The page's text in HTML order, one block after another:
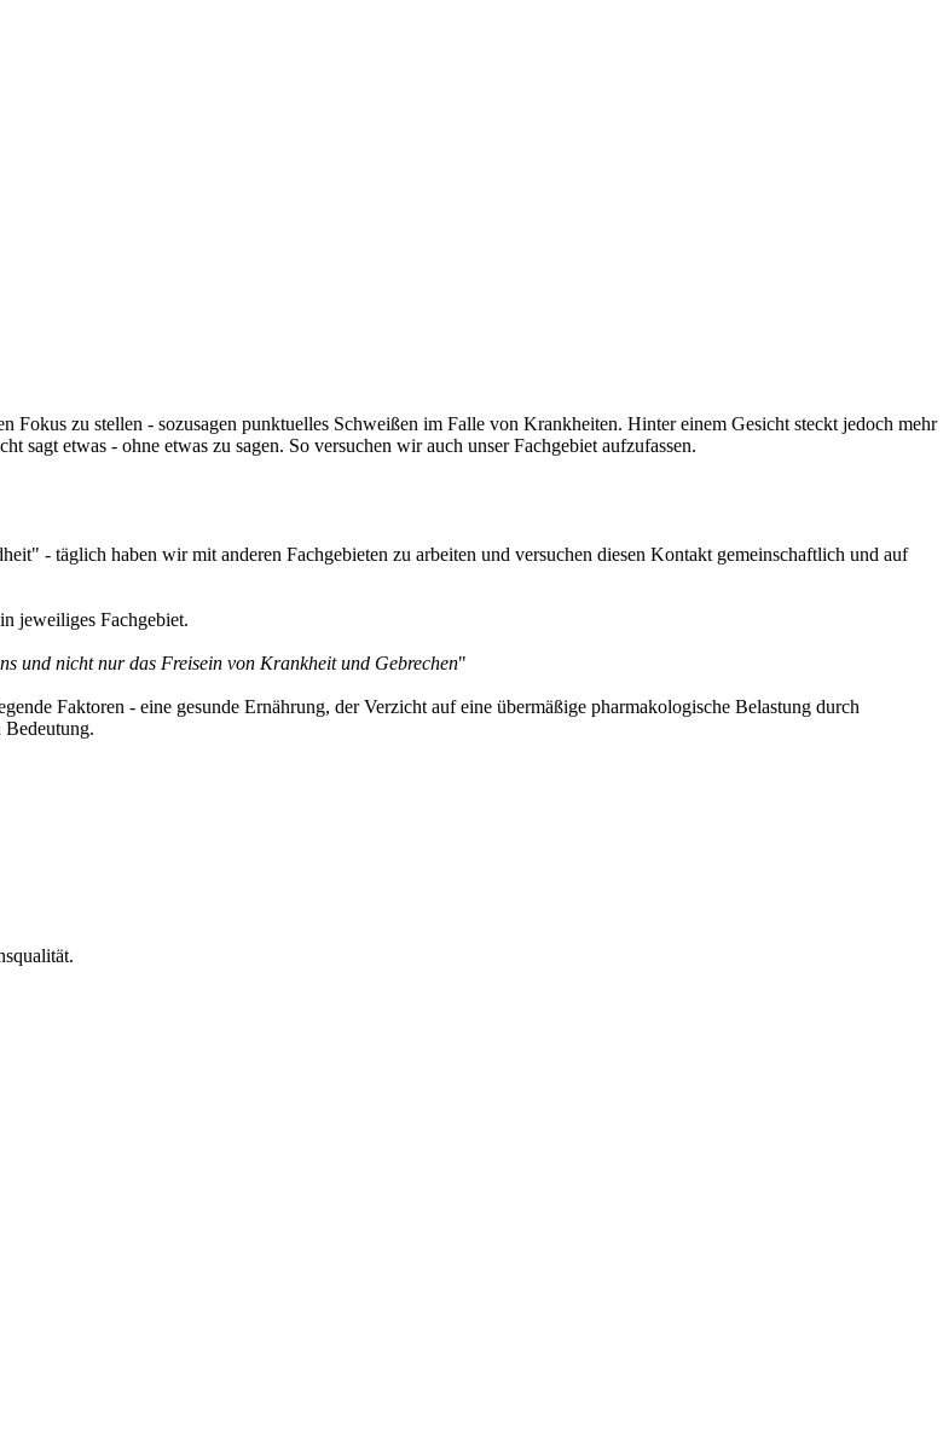
zu stellen - sozusagen punktuelles Schweißen im Falle von Krankheiten. Hinter einem Gesicht steckt jedoch mehr
sagt etwas - ohne etwas zu sagen. So versuchen wir auch unser Fachgebiet aufzufassen.
- täglich haben wir mit anderen Fachgebieten zu arbeiten und versuchen diesen Kontakt gemeinschaftlich und auf
jeweiliges Fachgebiet.
und nicht nur das Freisein von Krankheit und Gebrechen"
Faktoren - eine gesunde Ernährung, der Verzicht auf eine übermäßige pharmakologische Belastung durch
Bedeutung.